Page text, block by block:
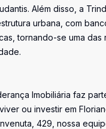
Além disso, a
urbana, com
tornando-se uma das
Imobiliária faz
ou investir em
429, nossa